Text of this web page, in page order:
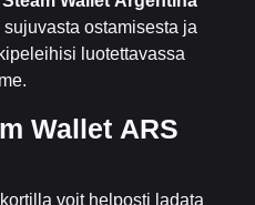
ostamisesta ja
luotettavassa
Wallet ARS
voit helposti ladata